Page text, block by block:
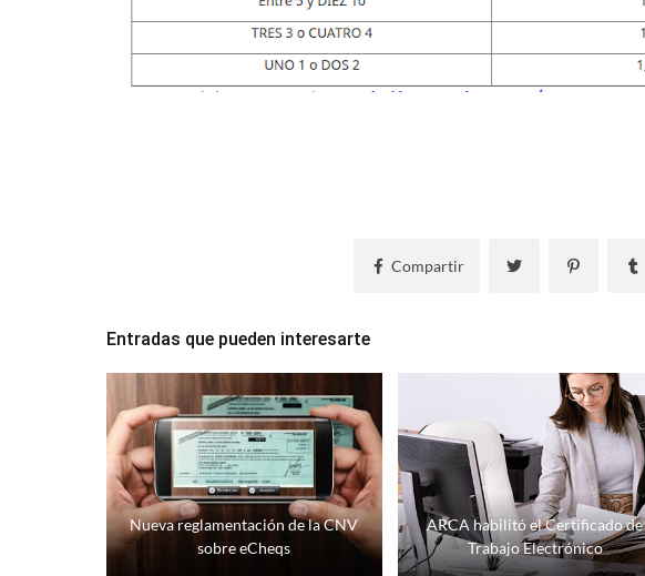
Compartir
Entradas que pueden interesarte
Nueva reglamentación de la CNV
sobre eCheqs
ARCA habilitó el Certificado de
Trabajo Electrónico